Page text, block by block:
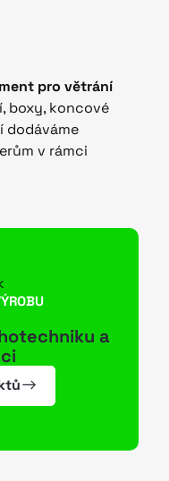
pro větrání
boxy, koncové
dodáváme
v rámci
a